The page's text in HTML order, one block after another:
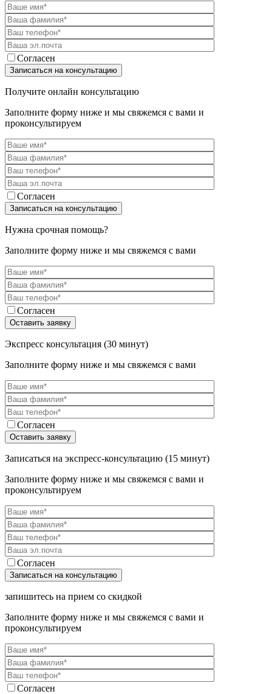
Согласен
Получите онлайн консультацию
Заполните форму ниже и мы свяжемся с вами и
проконсультируем
Согласен
Нужна срочная помощь?
Заполните форму ниже и мы свяжемся с вами
Согласен
Экспресс консультация (30 минут)
Заполните форму ниже и мы свяжемся с вами
Согласен
Записаться на экспресс-консультацию (15 минут)
Заполните форму ниже и мы свяжемся с вами и
проконсультируем
Согласен
запишитесь на прием со скидкой
Заполните форму ниже и мы свяжемся с вами и
проконсультируем
Согласен